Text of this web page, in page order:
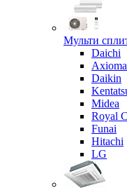
Мульти
Daichi
Axioma
Daikin
Midea
Royal
Funai
Hitachi
LG